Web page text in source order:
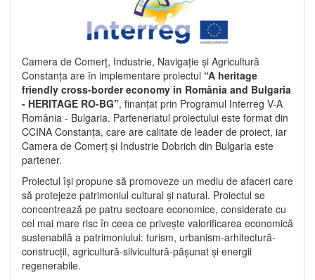
Camera de Comerț, Industrie, Navigație și Agricultură
Constanța are în implementare proiectul “A heritage
friendly cross-border economy in România and Bulgaria
- HERITAGE RO-BG”, finanțat prin Programul Interreg V-A
România - Bulgaria. Parteneriatul proiectului este format din
CCINA Constanța, care are calitate de leader de proiect, iar
Camera de Comerț și Industrie Dobrich din Bulgaria este
partener.
Proiectul își propune să promoveze un mediu de afaceri care
să protejeze patrimoniul cultural și natural. Proiectul se
concentrează pe patru sectoare economice, considerate cu
cel mai mare risc în ceea ce privește valorificarea economică
sustenabilă a patrimoniului: turism, urbanism-arhitectură-
construcții, agricultură-silvicultură-pășunat și energii
regenerabile.